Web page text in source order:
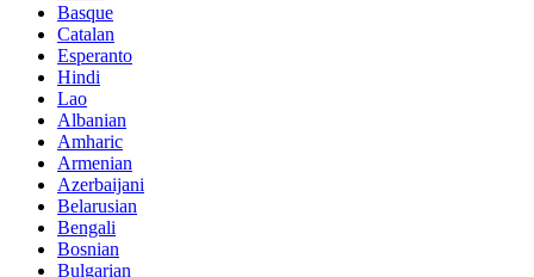
Basque
Catalan
Esperanto
Hindi
Lao
Albanian
Amharic
Armenian
Azerbaijani
Belarusian
Bengali
Bosnian
Bulgarian